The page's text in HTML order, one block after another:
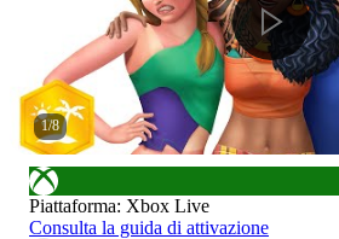
1/8
Piattaforma: Xbox Live
Consulta la guida di attivazione